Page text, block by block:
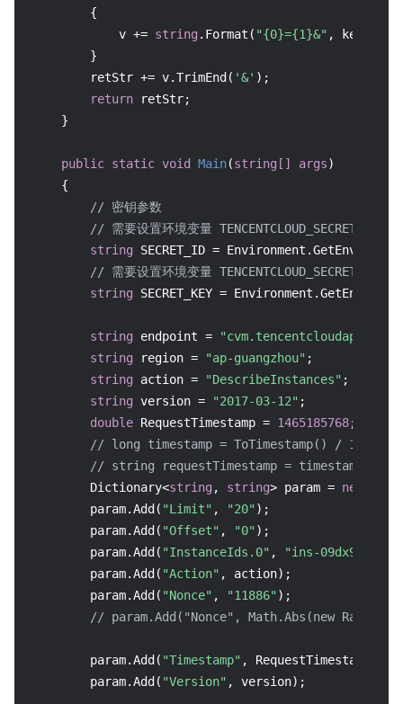
        {
            v +=
string .Format( "{0}={1}&" , key,
        }
        retStr += v.TrimEnd(
'&' );
return retStr;
    }
public static void Main(string [] args)
    {
// 密钥参数
// 需要设置环境变量
string SECRET_ID =
// 需要设置环境变量
string SECRET_KEY =
string endpoint = "cvm.tencentcloudapi.com"
string region = "ap-guangzhou" ;
string action = "DescribeInstances" ;
string version = "2017-03-12" ;
double RequestTimestamp = 1465185768;
// long timestamp = ToTimestamp() / 1000;
// string requestTimestamp =
        Dictionary<
string , string> param = new
        param.Add(
"Limit" , "20" );
        param.Add(
"Offset" , "0" );
        param.Add(
"InstanceIds.0" , "ins-09dx96dg"
        param.Add(
"Action" , action);
        param.Add(
"Nonce" , "11886" );
// param.Add("Nonce", Math.Abs(new
        param.Add(
"Timestamp" ,
        param.Add(
"Version" , version);